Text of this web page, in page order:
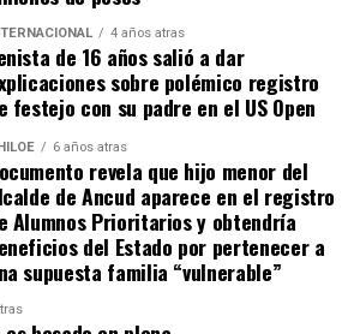
es decir, la persona que quiera
un inmueble construido
que estar cerrado, tiene que
a los servicios básicos,
potable, luz eléctrica y tener
material por más de 5 años,
recalcó el consejero de la
el consejero Francisco Cárcamo había
el pasado 20 de marzo en el
el acuerdo de todos los
4 años atras
de 16 años salió a dar
sobre polémico registro
festejo con su padre en el US Open
6 años atras
revela que hijo menor del
de Ancud aparece en el registro
Alumnos Prioritarios y obtendría
del Estado por pertenecer a
supuesta familia “vulnerable”